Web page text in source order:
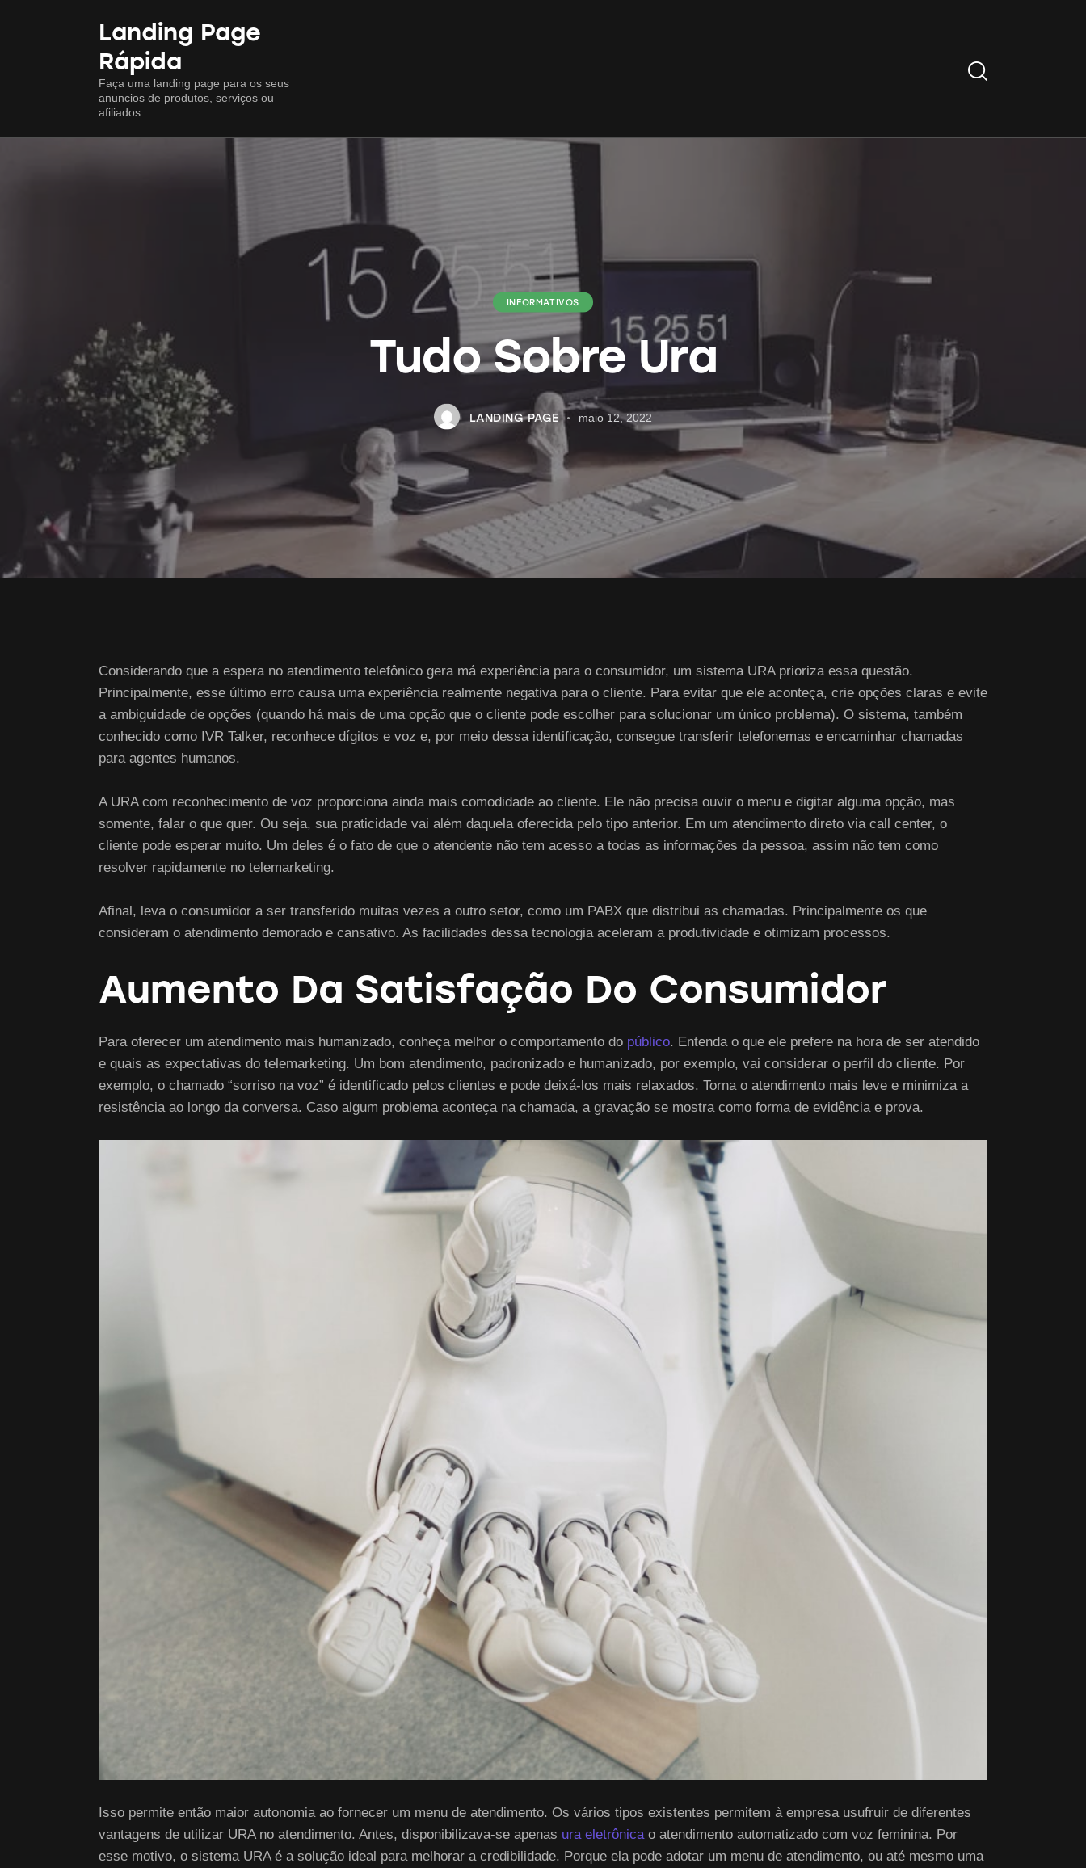
Landing Page
Rápida
Faça uma landing page para os seus
anuncios de produtos, serviços ou
afiliados.
Search
INFORMATIVOS
Tudo Sobre Ura
LANDING PAGE maio 12, 2022
Considerando que a espera no atendimento telefônico gera má experiência para o consumidor, um sistema URA prioriza essa questão.
Principalmente, esse último erro causa uma experiência realmente negativa para o cliente. Para evitar que ele aconteça, crie opções claras e evite
a ambiguidade de opções (quando há mais de uma opção que o cliente pode escolher para solucionar um único problema). O sistema, também
conhecido como IVR Talker, reconhece dígitos e voz e, por meio dessa identificação, consegue transferir telefonemas e encaminhar chamadas
para agentes humanos.
A URA com reconhecimento de voz proporciona ainda mais comodidade ao cliente. Ele não precisa ouvir o menu e digitar alguma opção, mas
somente, falar o que quer. Ou seja, sua praticidade vai além daquela oferecida pelo tipo anterior. Em um atendimento direto via call center, o
cliente pode esperar muito. Um deles é o fato de que o atendente não tem acesso a todas as informações da pessoa, assim não tem como
resolver rapidamente no telemarketing.
Afinal, leva o consumidor a ser transferido muitas vezes a outro setor, como um PABX que distribui as chamadas. Principalmente os que
consideram o atendimento demorado e cansativo. As facilidades dessa tecnologia aceleram a produtividade e otimizam processos.
Aumento Da Satisfação Do Consumidor
Para oferecer um atendimento mais humanizado, conheça melhor o comportamento do público. Entenda o que ele prefere na hora de ser atendido
e quais as expectativas do telemarketing. Um bom atendimento, padronizado e humanizado, por exemplo, vai considerar o perfil do cliente. Por
exemplo, o chamado “sorriso na voz” é identificado pelos clientes e pode deixá-los mais relaxados. Torna o atendimento mais leve e minimiza a
resistência ao longo da conversa. Caso algum problema aconteça na chamada, a gravação se mostra como forma de evidência e prova.
Isso permite então maior autonomia ao fornecer um menu de atendimento. Os vários tipos existentes permitem à empresa usufruir de diferentes
vantagens de utilizar URA no atendimento. Antes, disponibilizava-se apenas ura eletrônica o atendimento automatizado com voz feminina. Por
esse motivo, o sistema URA é a solução ideal para melhorar a credibilidade. Porque ela pode adotar um menu de atendimento, ou até mesmo uma